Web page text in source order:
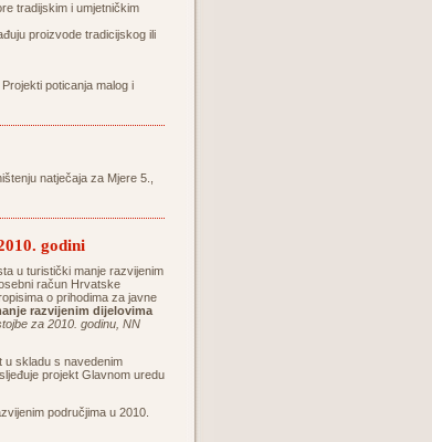
tradijskim i umjetničkim
proizvode tradicijskog ili
poticanja malog i
natječaja za Mjere 5.,
godini
u turistički manje razvijenim
račun Hrvatske
o prihodima za javne
razvijenim dijelovima
za 2010. godinu, NN
u skladu s navedenim
projekt Glavnom uredu
područjima u 2010.